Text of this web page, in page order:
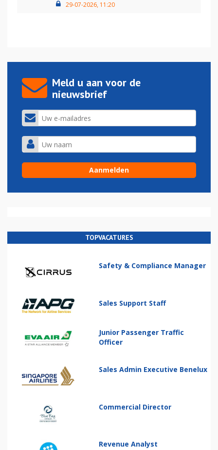
29-07-2026, 11:20
Meld u aan voor de
nieuwsbrief
TOPVACATURES
Safety & Compliance Manager
Sales Support Staff
Junior Passenger Traffic
Officer
Sales Admin Executive Benelux
Commercial Director
Revenue Analyst